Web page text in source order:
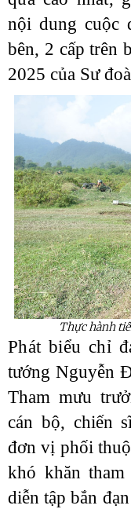
nội dung cuộc
bên, 2 cấp trên
2025 của Sư
Thực hành
Phát biểu chỉ
tướng Nguyễn
Tham mưu
cán bộ, chiến
đơn vị phối
khó khăn
diễn tập bắn